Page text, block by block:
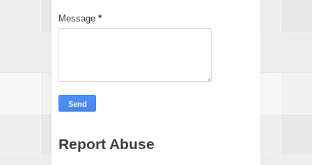
Message *
Report Abuse